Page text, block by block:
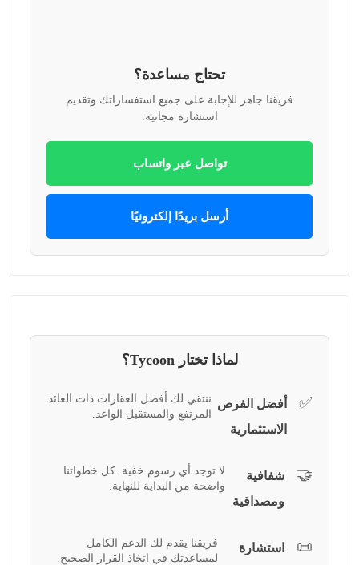
تحتاج مساعدة؟
فريقنا جاهز للإجابة على جميع استفساراتك وتقديم
استشارة مجانية.
تواصل عبر واتساب
أرسل بريدًا إلكترونيًا
لماذا تختار Tycoon؟
✅
أفضل الفرص
الاستثمارية
ننتقي لك أفضل العقارات ذات العائد
المرتفع والمستقبل الواعد.
🤝
شفافية
ومصداقية
لا توجد أي رسوم خفية. كل خطواتنا
واضحة من البداية للنهاية.
📜
استشارة
فريقنا يقدم لك الدعم الكامل
لمساعدتك في اتخاذ القرار الصحيح.